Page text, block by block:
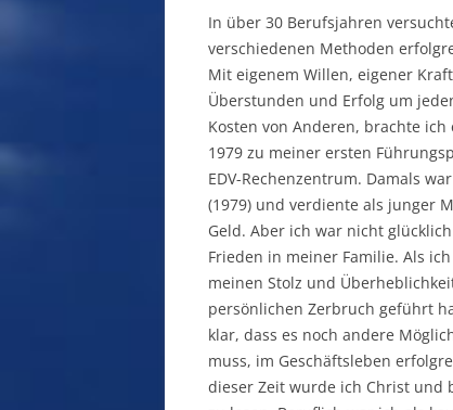
In über 30 Berufsjahren
verschiedenen Methoden
Mit eigenem Willen, eigener
Überstunden und Erfolg um
Kosten von Anderen, brachte ich
1979 zu meiner ersten
EDV-Rechenzentrum. Damals
(1979) und verdiente als junger
Geld. Aber ich war nicht
Frieden in meiner Familie. Als
meinen Stolz und
persönlichen Zerbruch geführt
klar, dass es noch andere
muss, im Geschäftsleben
dieser Zeit wurde ich Christ und